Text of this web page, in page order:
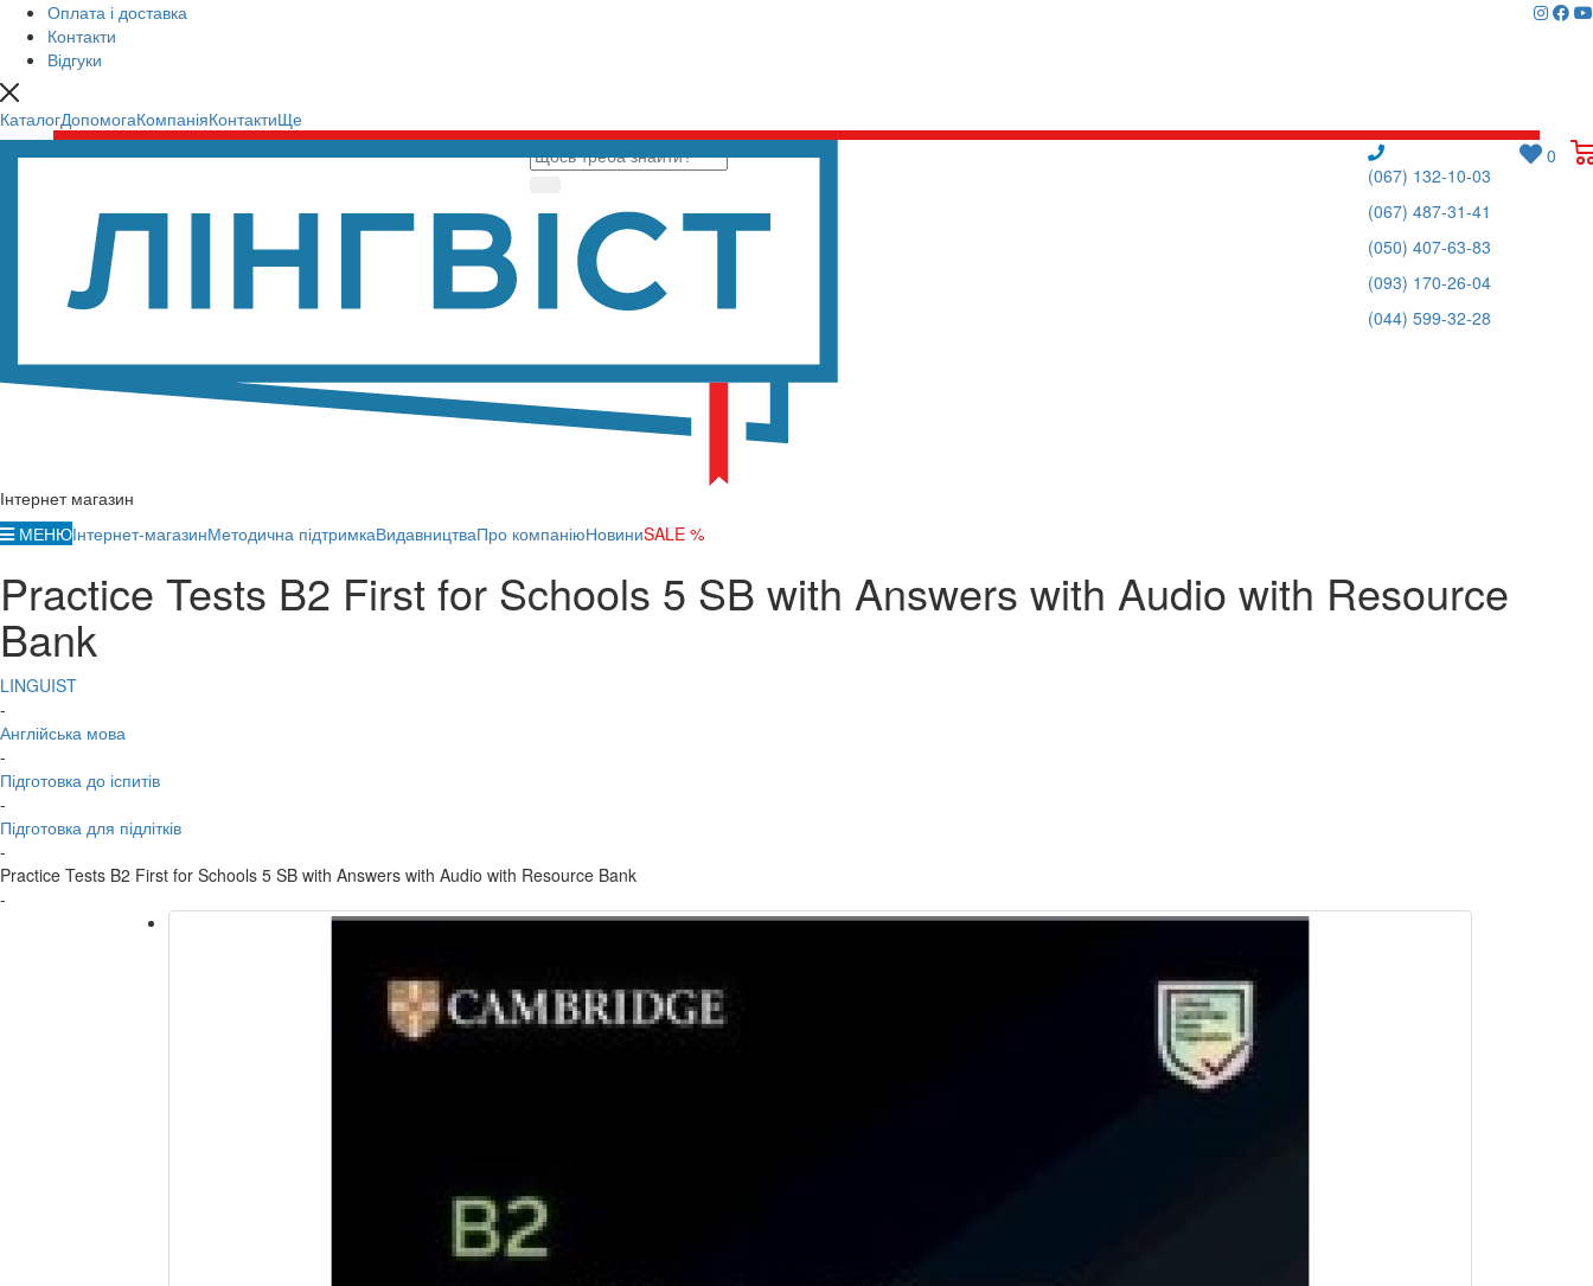
Оплата і доставка
Контакти
Відгуки
КаталогДопомогаКомпаніяКонтактиЩе
Інтернет магазин
0
(067) 132-10-03
(067) 487-31-41
(050) 407-63-83
(093) 170-26-04
(044) 599-32-28
МЕНЮІнтернет-магазинМетодична підтримкаВидавництваПро компаніюНовиниSALE %
Practice Tests B2 First for Schools 5 SB with Answers with Audio with Resource
Bank
LINGUIST
-
Англійська мова
-
Підготовка до іспитів
-
Підготовка для підлітків
-
Practice Tests B2 First for Schools 5 SB with Answers with Audio with Resource Bank
-